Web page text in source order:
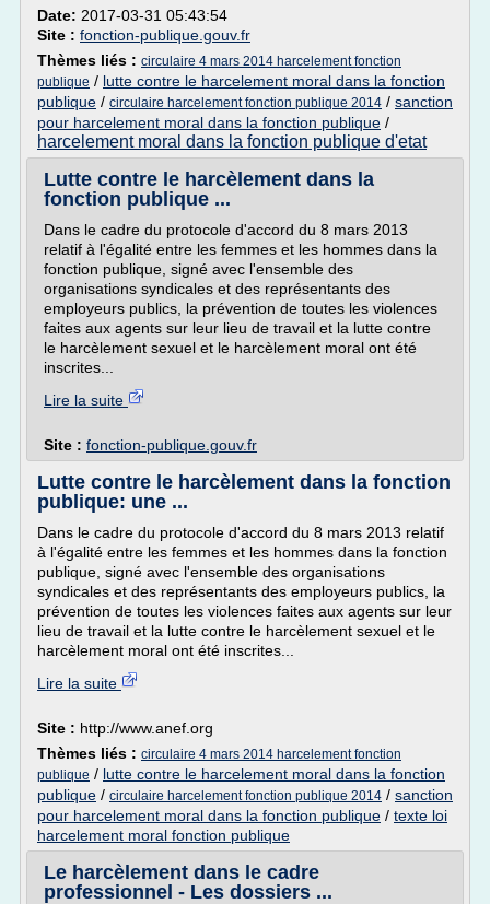
Date: 2017-03-31 05:43:54
Site : fonction-publique.gouv.fr
Thèmes liés : circulaire 4 mars 2014 harcelement fonction
publique / lutte contre le harcelement moral dans la fonction
publique / circulaire harcelement fonction publique 2014 / sanction
pour harcelement moral dans la fonction publique /
harcelement moral dans la fonction publique d'etat
Lutte contre le harcèlement dans la
fonction publique ...
Dans le cadre du protocole d'accord du 8 mars 2013
relatif à l'égalité entre les femmes et les hommes dans la
fonction publique, signé avec l'ensemble des
organisations syndicales et des représentants des
employeurs publics, la prévention de toutes les violences
faites aux agents sur leur lieu de travail et la lutte contre
le harcèlement sexuel et le harcèlement moral ont été
inscrites...
Lire la suite
Site : fonction-publique.gouv.fr
Lutte contre le harcèlement dans la fonction
publique: une ...
Dans le cadre du protocole d'accord du 8 mars 2013 relatif
à l'égalité entre les femmes et les hommes dans la fonction
publique, signé avec l'ensemble des organisations
syndicales et des représentants des employeurs publics, la
prévention de toutes les violences faites aux agents sur leur
lieu de travail et la lutte contre le harcèlement sexuel et le
harcèlement moral ont été inscrites...
Lire la suite
Site : http://www.anef.org
Thèmes liés : circulaire 4 mars 2014 harcelement fonction
publique / lutte contre le harcelement moral dans la fonction
publique / circulaire harcelement fonction publique 2014 / sanction
pour harcelement moral dans la fonction publique / texte loi
harcelement moral fonction publique
Le harcèlement dans le cadre
professionnel - Les dossiers ...